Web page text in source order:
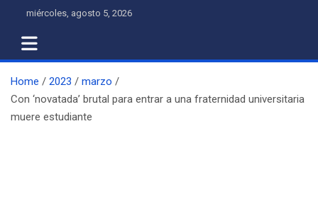
content
miércoles, agosto 5, 2026
Home 2023
marzo
Con ‘novatada’ brutal para entrar a una fraternidad universitaria
muere estudiante